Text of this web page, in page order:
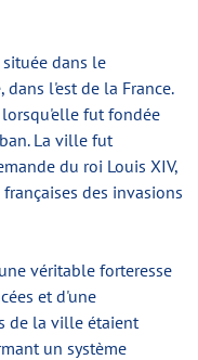
dans le
l'est de la France.
fut fondée
La ville fut
du roi Louis XIV,
des invasions
véritable forteresse
et d'une
de la ville étaient
un système